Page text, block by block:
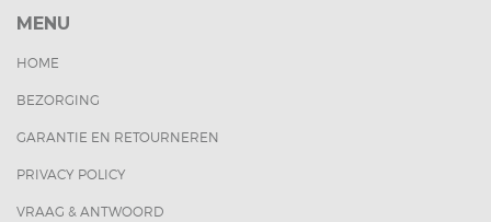
MENU
HOME
BEZORGING
GARANTIE EN RETOURNEREN
PRIVACY POLICY
VRAAG & ANTWOORD